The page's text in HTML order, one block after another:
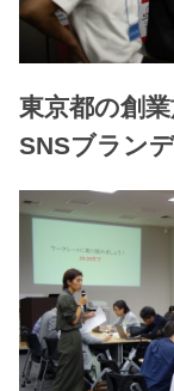
東京都の創
SNSブラン